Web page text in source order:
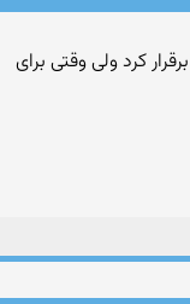
کرد ولی وقتی برای